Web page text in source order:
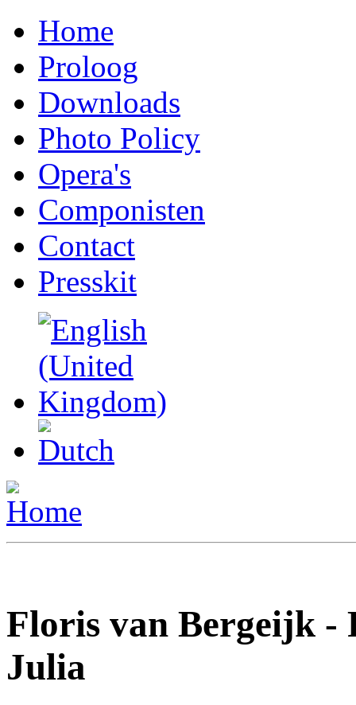
Home
Proloog
Downloads
Photo Policy
Opera's
Componisten
Contact
Presskit
Floris van Bergeijk -
Julia